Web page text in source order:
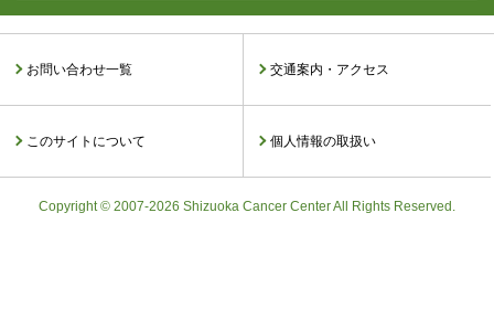
お問い合わせ一覧 交通案内・アクセス
このサイトについて 個人情報の取扱い
Copyright © 2007-2026 Shizuoka Cancer Center All Rights Reserved.